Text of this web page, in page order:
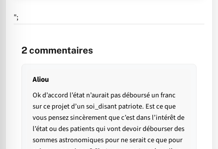
";
2commentaires
Aliou
Ok d’accord l’état n’aurait pas déboursé un franc
sur ce projet d’un soi_disant patriote. Est ce que
vous pensez sincèrement que c’est dans l’intérêt de
l’état ou des patients qui vont devoir débourser des
sommes astronomiques pour ne serait ce que pour